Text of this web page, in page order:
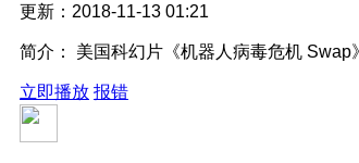
更新： 2018-11-13 01:21
简介： 美国科幻片《机器人病毒危机
立即播放 报错